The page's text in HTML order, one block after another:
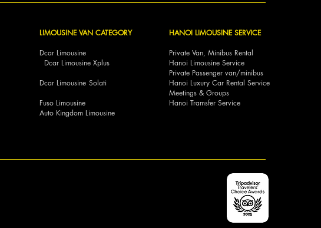
LIMOUSINE VAN CATEGORY
Dcar Limousine
Dcar Limousine Xplus
Dcar Limousine Solati
Fuso Limousine
Auto Kingdom Limousine
HANOI LIMOUSINE SERVICE
Private Van, Minibus Rental
Hanoi Limousine Service
Private Passenger van/minibus
Hanoi Luxury Car Rental Service
Meetings & Groups
Hanoi Tramsfer Service